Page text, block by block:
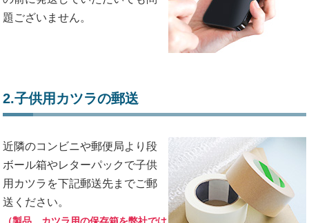
題ございません。
2.子供用カツラの郵送
近隣のコンビニや郵便局より段
ボール箱やレターパックで子供
用カツラを下記郵送先までご郵
送ください。